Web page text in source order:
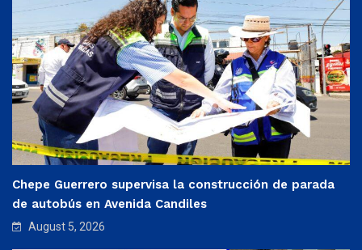
Chepe Guerrero supervisa la construcción de parada
de autobús en Avenida Candiles
August 5, 2026